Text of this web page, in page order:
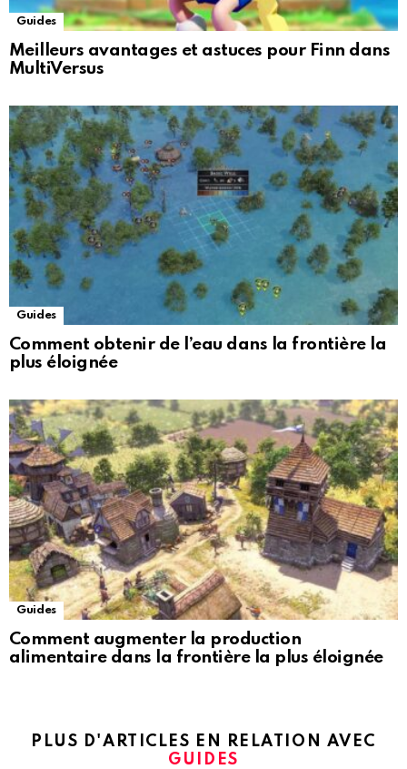
Guides
Meilleurs avantages et astuces pour Finn dans
MultiVersus
Guides
Comment obtenir de l’eau dans la frontière la
plus éloignée
Guides
Comment augmenter la production
alimentaire dans la frontière la plus éloignée
PLUS D'ARTICLES EN RELATION AVEC
GUIDES